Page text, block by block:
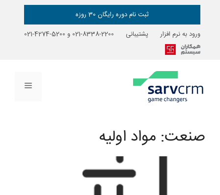
ثبت نام دوره رایگان 30 روزه
ورود به نرم افزار
پشتیبانی 2200-8338-021 و 5200-4274-021
فهرست
صنعت: مواد اولیه